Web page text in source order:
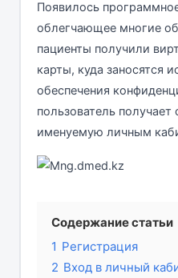
Появилось
облегчающее многие
пациенты получили
карты, куда заносятся
обеспечения
пользователь
именуемую личным
Содержание статьи
1 Регистрация
2 Вход в личный